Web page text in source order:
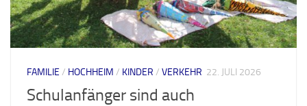
FAMILIE / HOCHHEIM / KINDER / VERKEHR 22. JULI 2026
Schulanfänger sind auch